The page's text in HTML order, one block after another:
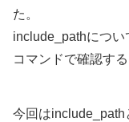
た。
include_pathにつ
コマンドで確認す
今回はinclude_path